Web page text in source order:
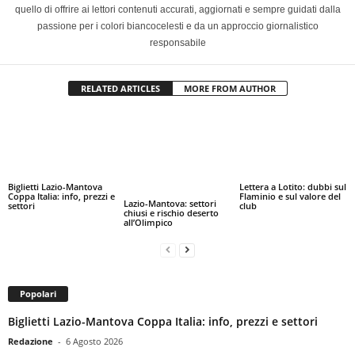
quello di offrire ai lettori contenuti accurati, aggiornati e sempre guidati dalla
passione per i colori biancocelesti e da un approccio giornalistico
responsabile
RELATED ARTICLES MORE FROM AUTHOR
Biglietti Lazio-Mantova
Coppa Italia: info, prezzi e
settori
Lazio-Mantova: settori
chiusi e rischio deserto
all’Olimpico
Lettera a Lotito: dubbi sul
Flaminio e sul valore del
club
Popolari
Biglietti Lazio-Mantova Coppa Italia: info, prezzi e settori
Redazione - 6 Agosto 2026